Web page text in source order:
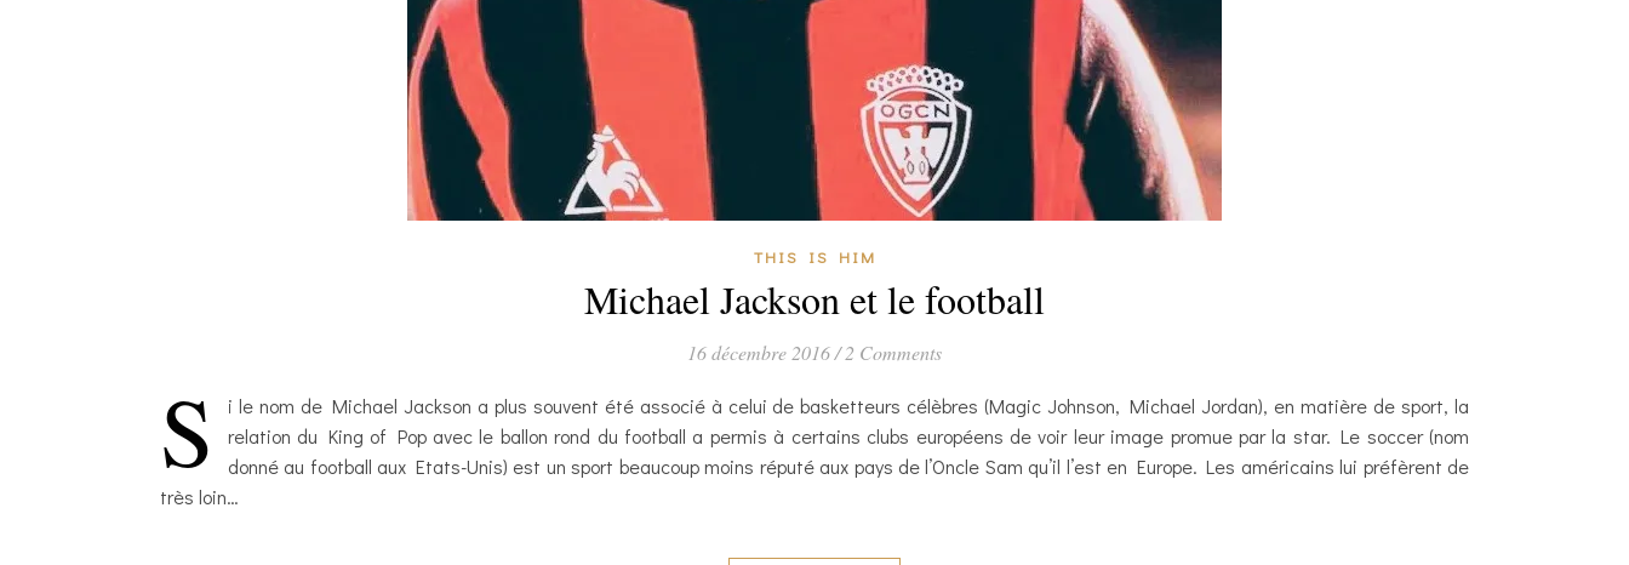
THIS IS HIM
Michael Jackson et le football
16 décembre 2016/ 2 Comments
S
i le nom de Michael Jackson a plus souvent été associé à celui de basketteurs célèbres (Magic Johnson, Michael Jordan), en matière de sport, la
relation du King of Pop avec le ballon rond du football a permis à certains clubs européens de voir leur image promue par la star. Le soccer (nom
donné au football aux Etats-Unis) est un sport beaucoup moins réputé aux pays de l’Oncle Sam qu’il l’est en Europe. Les américains lui préfèrent de
très loin…